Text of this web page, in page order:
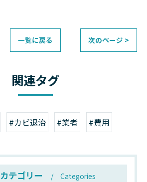
一覧に戻る 次のページ >
関連タグ
#カビ退治 #業者 #費用
カテゴリー Categories